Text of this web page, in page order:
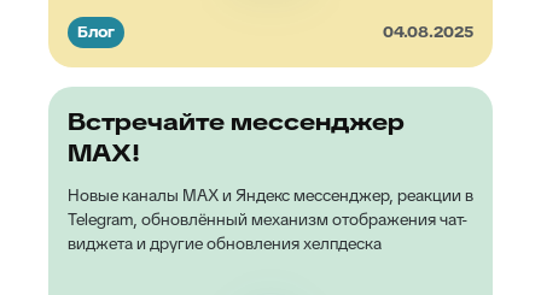
Блог 04.08.2025
Встречайте мессенджер
MAX!
Новые каналы MAX и Яндекс мессенджер, реакции в
Telegram, обновлённый механизм отображения чат-
виджета и другие обновления хелпдеска